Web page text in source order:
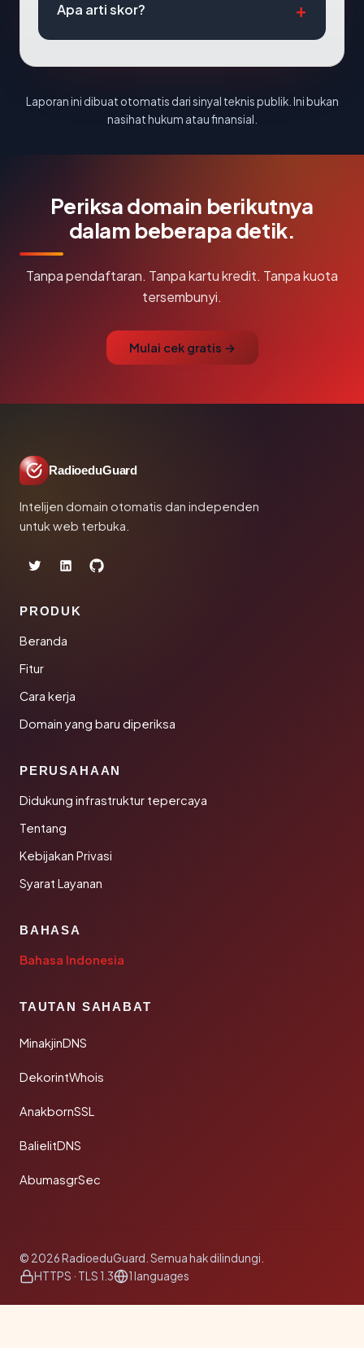
Apa arti skor?
Laporan ini dibuat otomatis dari sinyal teknis publik. Ini bukan
nasihat hukum atau finansial.
Periksa domain berikutnya
dalam beberapa detik.
Tanpa pendaftaran. Tanpa kartu kredit. Tanpa kuota
tersembunyi.
Mulai cek gratis →
RadioeduGuard
Intelijen domain otomatis dan independen
untuk web terbuka.
PRODUK
Beranda
Fitur
Cara kerja
Domain yang baru diperiksa
PERUSAHAAN
Didukung infrastruktur tepercaya
Tentang
Kebijakan Privasi
Syarat Layanan
BAHASA
Bahasa Indonesia
TAUTAN SAHABAT
MinakjinDNS
DekorintWhois
AnakbornSSL
BalielitDNS
AbumasgrSec
© 2026 RadioeduGuard. Semua hak dilindungi.
HTTPS · TLS 1.3
1 languages